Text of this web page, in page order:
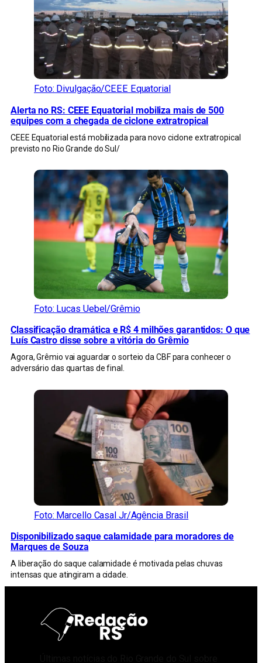
Foto: Divulgação/CEEE Equatorial
Alerta no RS: CEEE Equatorial mobiliza mais de 500
equipes com a chegada de ciclone extratropical
CEEE Equatorial está mobilizada para novo ciclone extratropical
previsto no Rio Grande do Sul/
Foto: Lucas Uebel/Grêmio
Classificação dramática e R$ 4 milhões garantidos: O que
Luís Castro disse sobre a vitória do Grêmio
Agora, Grêmio vai aguardar o sorteio da CBF para conhecer o
adversário das quartas de final.
Foto: Marcello Casal Jr/Agência Brasil
Disponibilizado saque calamidade para moradores de
Marques de Souza
A liberação do saque calamidade é motivada pelas chuvas
intensas que atingiram a cidade.